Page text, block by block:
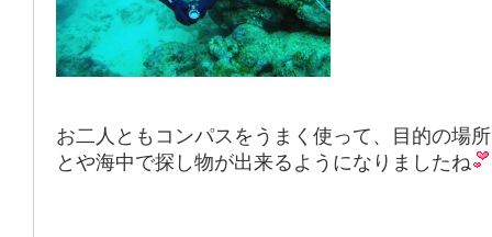
お二人ともコンパスをうまく使って、目的の場
とや海中で探し物が出来るようになりましたね